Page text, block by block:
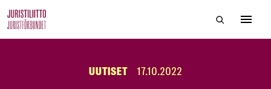
to
Hae
UUTISET 17.10.2022